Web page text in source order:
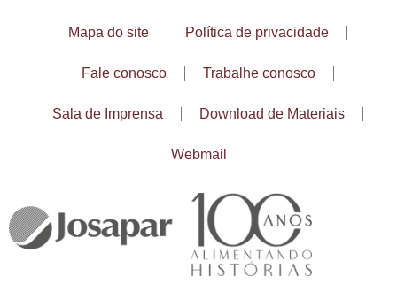
Mapa do site Política de privacidade
Fale conosco Trabalhe conosco
Sala de Imprensa Download de Materiais
Webmail